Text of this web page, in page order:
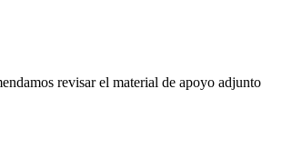
revisar el material de apoyo adjunto